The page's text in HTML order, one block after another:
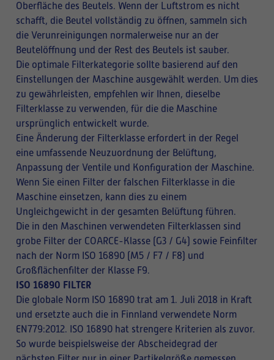
Oberfläche des Beutels. Wenn der Luftstrom es nicht
schafft, die Beutel vollständig zu öffnen, sammeln sich
die Verunreinigungen normalerweise nur an der
Beutelöffnung und der Rest des Beutels ist sauber.
Die optimale Filterkategorie sollte basierend auf den
Einstellungen der Maschine ausgewählt werden. Um dies
zu gewährleisten, empfehlen wir Ihnen, dieselbe
Filterklasse zu verwenden, für die die Maschine
ursprünglich entwickelt wurde.
Eine Änderung der Filterklasse erfordert in der Regel
eine umfassende Neuzuordnung der Belüftung,
Anpassung der Ventile und Konfiguration der Maschine.
Wenn Sie einen Filter der falschen Filterklasse in die
Maschine einsetzen, kann dies zu einem
Ungleichgewicht in der gesamten Belüftung führen.
Die in den Maschinen verwendeten Filterklassen sind
grobe Filter der COARCE-Klasse (G3 / G4) sowie Feinfilter
nach der Norm ISO 16890 (M5 / F7 / F8) und
Großflächenfilter der Klasse F9.
ISO 16890 FILTER
Die globale Norm ISO 16890 trat am 1. Juli 2018 in Kraft
und ersetzte auch die in Finnland verwendete Norm
EN779:2012. ISO 16890 hat strengere Kriterien als zuvor.
So wurde beispielsweise der Abscheidegrad der